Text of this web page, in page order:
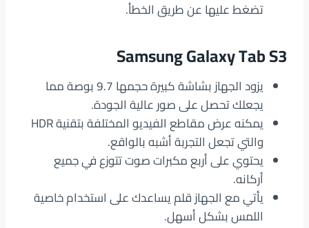
تضغط عليها عن طريق الخطأ.
Samsung Galaxy Tab S3
يزود الجهاز بشاشة كبيرة حجمها 9.7 بوصة مما
يجعلك تحصل على صور عالية الجودة.
يمكنه عرض مقاطع الفيديو المختلفة بتقنية HDR
والتي تجعل التجربة أشبه بالواقع.
يحتوي على أربع مكبرات صوت تتوزع في جميع
أركانه.
يأتي مع الجهاز قلم يساعدك على استخدام خاصية
اللمس بشكل أسهل.